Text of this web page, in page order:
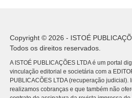
Copyright © 2026 - ISTOÉ
Todos os direitos reservados.
A ISTOÉ PUBLICAÇÕES LTDA é um portal
vinculação editorial e societária com a
PUBLICACÕES LTDA (recuperação judicial).
realizamos cobranças e que também não